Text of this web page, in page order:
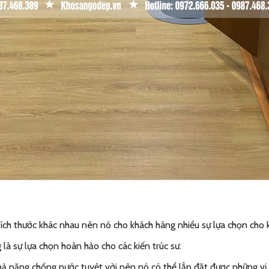
thước khác nhau nên nó cho khách hàng nhiều sự lựa chọn
sự lựa chọn hoàn hảo cho các kiến trúc sư.
năng chống nước tuyệt vời nên nó có thể lắp đặt được những